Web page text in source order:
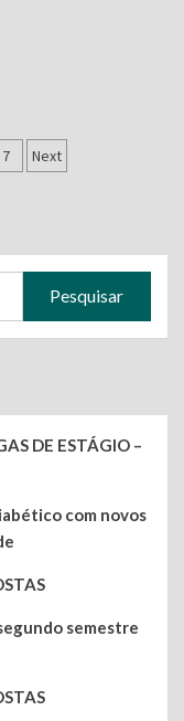
7 Next
DE ESTÁGIO –
com novos
semestre